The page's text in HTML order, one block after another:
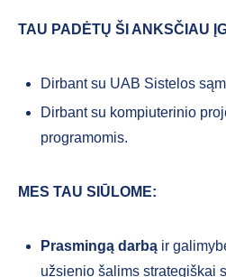
TAU PADĖTŲ ŠI ANKSČIAU
Dirbant su UAB Sistelos
Dirbant su kompiuterinio
programomis.
MES TAU SIŪLOME:
Prasmingą darbą ir
užsienio šalims strategiškai